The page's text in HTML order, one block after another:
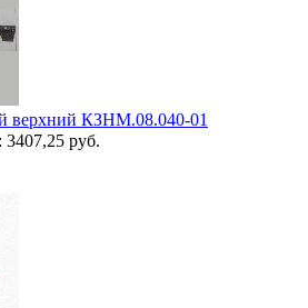
верхний КЗНМ.08.040-01
руб.